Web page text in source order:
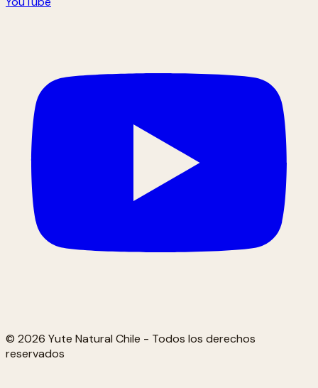
© 2026 Yute Natural Chile - Todos los derechos
reservados